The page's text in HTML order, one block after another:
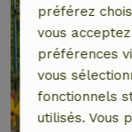
préférez
vous
préférences
vous
fonctionnels
utilisés. Vous